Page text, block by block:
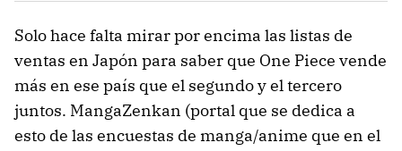
Solo hace falta mirar por encima las listas de
ventas en Japón para saber que One Piece vende
más en ese país que el segundo y el tercero
juntos. MangaZenkan (portal que se dedica a
esto de las encuestas de manga/anime que en el